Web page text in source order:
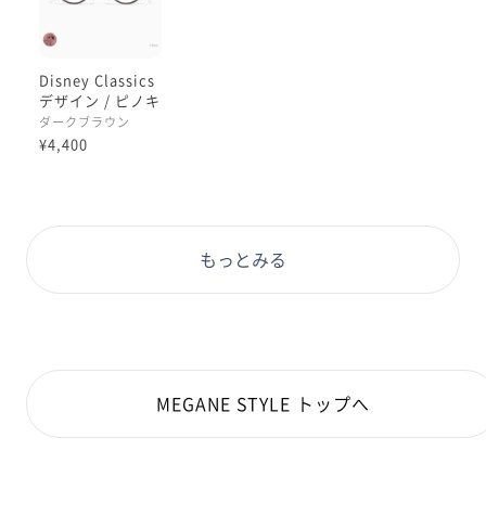
Disney Classics
デザイン / ピノキ
オモデル
ダークブラウン
¥4,400
もっとみる
MEGANE STYLE トップへ